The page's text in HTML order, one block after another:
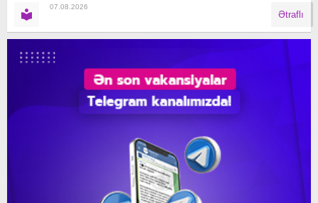
07.08.2026
Ətraflı